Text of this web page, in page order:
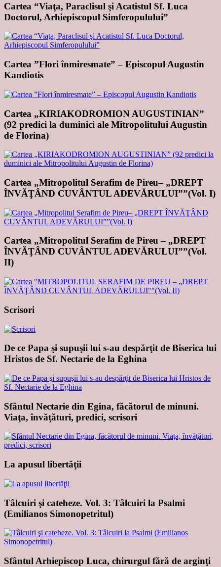
Cartea “Viaţa, Paraclisul şi Acatistul Sf. Luca
Doctorul, Arhiepiscopul Simferopulului”
Cartea ”Flori înmiresmate” – Episcopul Augustin
Kandiotis
Cartea „KIRIAKODROMION AUGUSTINIAN”
(92 predici la duminici ale Mitropolitului Augustin
de Florina)
Cartea „Mitropolitul Serafim de Pireu– „DREPT
ÎNVĂŢÂND CUVÂNTUL ADEVĂRULUI””(Vol. I)
Cartea „Mitropolitul Serafim de Pireu – „DREPT
ÎNVĂŢÂND CUVÂNTUL ADEVĂRULUI””(Vol.
II)
Scrisori
De ce Papa şi supuşii lui s-au despărţit de Biserica lui
Hristos de Sf. Nectarie de la Eghina
Sfântul Nectarie din Egina, făcătorul de minuni.
Viaţa, învăţături, predici, scrisori
La apusul libertăţii
Tâlcuiri şi cateheze. Vol. 3: Tâlcuiri la Psalmi
(Emilianos Simonopetritul)
Sfântul Arhiepiscop Luca, chirurgul fără de arginţi